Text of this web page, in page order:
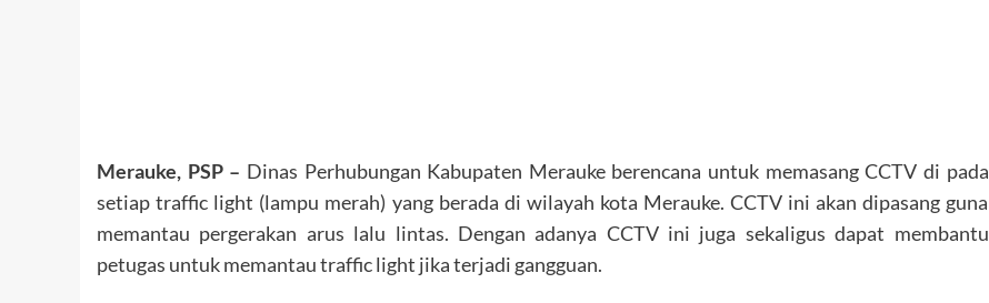
Merauke, PSP – Dinas Perhubungan Kabupaten Merauke berencana untuk memasang CCTV di pada
setiap traffic light (lampu merah) yang berada di wilayah kota Merauke. CCTV ini akan dipasang guna
memantau pergerakan arus lalu lintas. Dengan adanya CCTV ini juga sekaligus dapat membantu
petugas untuk memantau traffic light jika terjadi gangguan.